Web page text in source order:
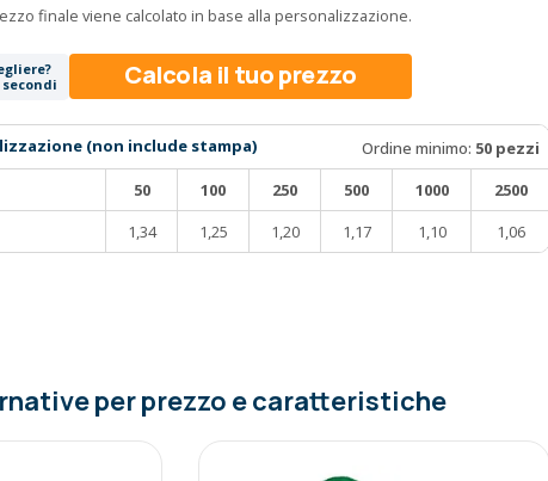
finale viene calcolato in base alla personalizzazione.
Calcola il tuo prezzo
(non include stampa) Ordine minimo: 50 pezzi
50 100 250 500 1000
2500
1,34 1,25 1,20 1,17 1,10 1,06
per prezzo e caratteristiche